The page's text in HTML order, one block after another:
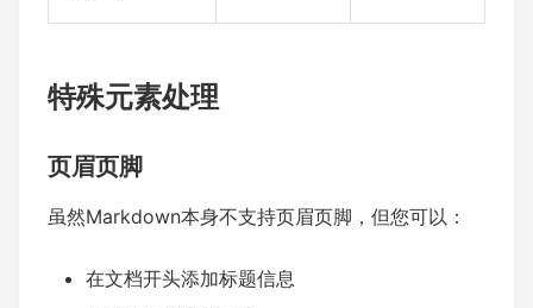
特殊元素处理
页眉页脚
虽然Markdown本身不支持页眉页脚，但您可以：
在文档开头添加标题信息